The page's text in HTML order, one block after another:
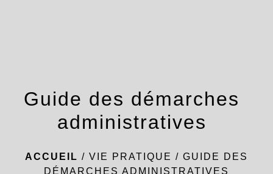
Guide des démarches
administratives
ACCUEIL / VIE PRATIQUE / GUIDE DES
DÉMARCHES ADMINISTRATIVES